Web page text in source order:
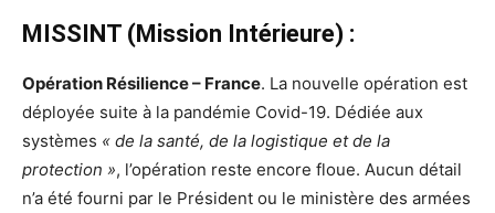
MISSINT (Mission Intérieure) :
Opération Résilience – France. La nouvelle opération est
déployée suite à la pandémie Covid-19. Dédiée aux
systèmes « de la santé, de la logistique et de la
protection », l’opération reste encore floue. Aucun détail
n’a été fourni par le Président ou le ministère des armées